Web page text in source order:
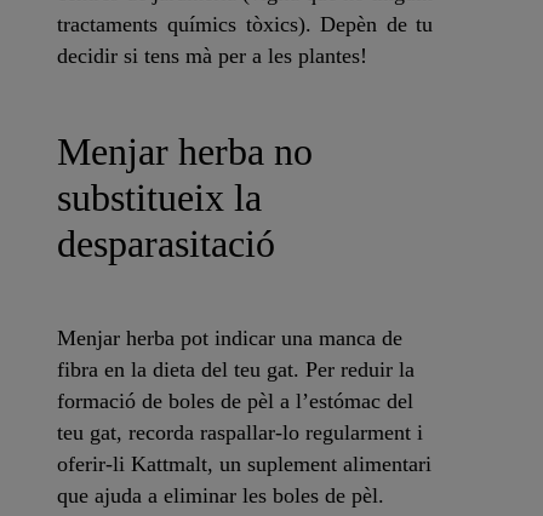
tractaments químics tòxics). Depèn de tu
decidir si tens mà per a les plantes!
Menjar herba no
substitueix la
desparasitació
Menjar herba pot indicar una manca de
fibra en la dieta del teu gat.Per reduir la
formació de boles de pèl a l’estómac del
teu gat, recordaraspallar-lo regularment i
oferir-liKattmalt, un suplement alimentari
que ajuda a eliminar les boles de pèl.